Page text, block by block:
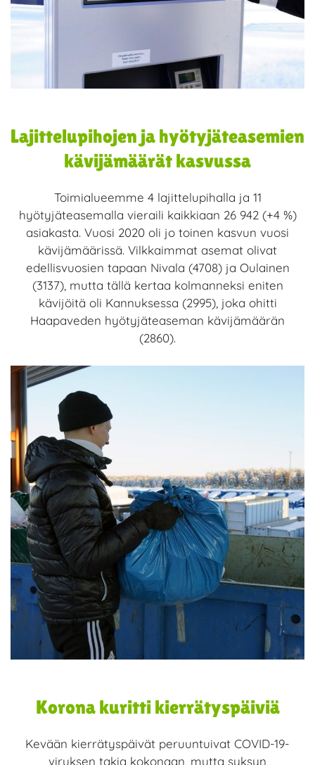
Lajittelupihojen ja hyötyjäteasemien
kävijämäärät kasvussa
Toimialueemme 4 lajittelupihalla ja 11
hyötyjäteasemalla vieraili kaikkiaan 26 942 (+4 %)
asiakasta. Vuosi 2020 oli jo toinen kasvun vuosi
kävijämäärissä. Vilkkaimmat asemat olivat
edellisvuosien tapaan Nivala (4708) ja Oulainen
(3137), mutta tällä kertaa kolmanneksi eniten
kävijöitä oli Kannuksessa (2995), joka ohitti
Haapaveden hyötyjäteaseman kävijämäärän
(2860).
Korona kuritti kierrätyspäiviä
Kevään kierrätyspäivät peruuntuivat COVID-19-
viruksen takia kokonaan, mutta syksyn